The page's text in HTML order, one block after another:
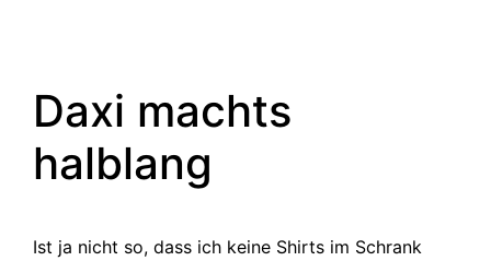
Daxi machts
halblang
Ist ja nicht so, dass ich keine Shirts im Schrank